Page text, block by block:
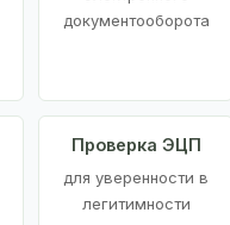
документооборота
Проверка ЭЦП
для уверенности в
легитимности